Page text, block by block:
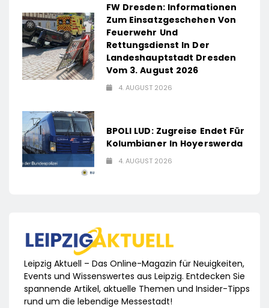
FW Dresden: Informationen
Zum Einsatzgeschehen Von
Feuerwehr Und
Rettungsdienst In Der
Landeshauptstadt Dresden
Vom 3. August 2026
4. AUGUST 2026
BPOLI LUD: Zugreise Endet Für
Kolumbianer In Hoyerswerda
4. AUGUST 2026
Leipzig Aktuell – Das Online-Magazin für Neuigkeiten,
Events und Wissenswertes aus Leipzig. Entdecken Sie
spannende Artikel, aktuelle Themen und Insider-Tipps
rund um die lebendige Messestadt!